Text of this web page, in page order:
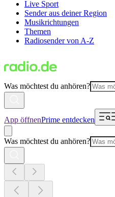
Live Sport
Sender aus deiner Region
Musikrichtungen
Themen
Radiosender von A-Z
Was möchtest du anhören?
App öffnenPrime entdecken
Was möchtest du anhören?